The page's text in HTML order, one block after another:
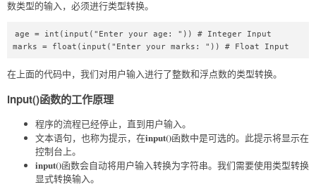
数类型的输入，必须进行类型转换。
age = int(input("Enter your age: ")) # Integer Input
marks = float(input("Enter your marks: ")) # Float Input
在上面的代码中，我们对用户输入进行了整数和浮点数的类型转换。
input()函数的工作原理
程序的流程已经停止，直到用户输入。
文本语句，也称为提示，在input()函数中是可选的。此提示将显示在
控制台上。
input()函数会自动将用户输入转换为字符串。我们需要使用类型转换
显式转换输入。